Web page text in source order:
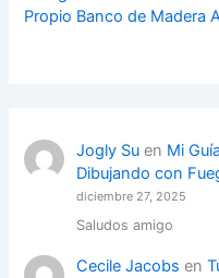
Propio Banco de Madera
Jogly Suen Mi
Dibujando con
diciembre 27, 2025
Saludos amigo
Cecile Jacobs en